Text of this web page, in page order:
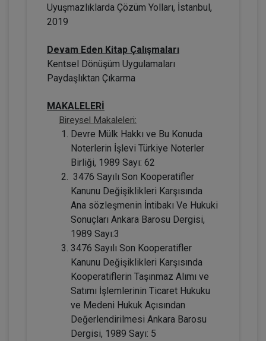
Resmî Şekle Bağlı Sözleşmelerden
Doğan Alacak Hakkının Devri
Konusunda Yanılgılar Video Eğitimi
ARMAĞANIMIZDIR
Sepete Ekle
Prof. Dr. Etem Saba ÖZMEN
Uyuşmazlıklarda Çözüm Yolları, İstanbul,
2019
Devam Eden Kitap Çalışmaları
Kentsel Dönüşüm Uygulamaları
Paydaşlıktan Çıkarma
MAKALELERİ
Bireysel Makaleleri:
Devre Mülk Hakkı ve Bu Konuda
Noterlerin İşlevi Türkiye Noterler
Birliği, 1989 Sayı: 62
3476 Sayılı Son Kooperatifler
Kanunu Değişiklikleri Karşısında
Ana sözleşmenin İntibakı Ve Hukuki
Sonuçları Ankara Barosu Dergisi,
1989 Sayı:3
3476 Sayılı Son Kooperatifler
Kanunu Değişiklikleri Karşısında
Kooperatiflerin Taşınmaz Alımı ve
Satımı İşlemlerinin Ticaret Hukuku
ve Medeni Hukuk Açısından
Değerlendirilmesi Ankara Barosu
Dergisi, 1989 Sayı: 5